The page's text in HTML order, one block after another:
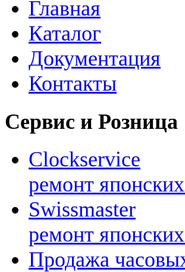
Главная
Каталог
Документация
Контакты
Сервис и Розница
Clockservice
ремонт
Swissmaster
ремонт
Продажа